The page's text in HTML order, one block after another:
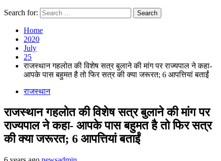
Search for:
Home
2020
July
25
राजस्थान गहलोत की विशेष सत्र बुलाने की मांग पर राज्यपाल ने कहा-
आपके पास बहुमत है तो फिर सत्र की क्या जरूरत; 6 आपत्तियां बताईं
राजस्थान
राजस्थान गहलोत की विशेष सत्र बुलाने की मांग पर
राज्यपाल ने कहा- आपके पास बहुमत है तो फिर सत्र
की क्या जरूरत; 6 आपत्तियां बताईं